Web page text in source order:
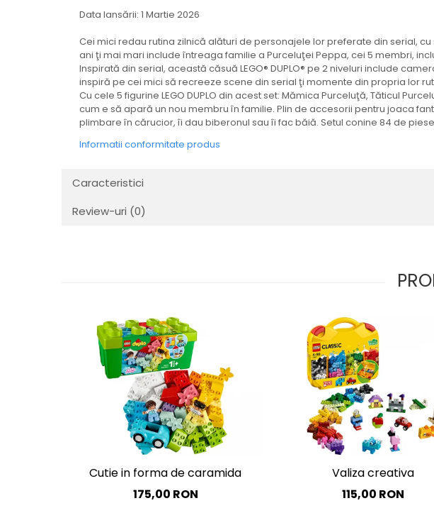
Data lansării: 1 Martie 2026
Cei mici redau rutina zilnică alături de personajele lor preferate din serial,
ani ţi mai mari include întreaga familie a Purceluţei Peppa, cei 5 membri,
Inspirată din serial, această căsuă LEGO® DUPLO® pe 2 niveluri include
inspiră pe cei mici să recreeze scene din serial ţi momente din propria lor
Cu cele 5 figurine LEGO DUPLO din acest set: Mămica Purceluţă, Tăticul
cum e să apară un nou membru în familie. Plin de accesorii pentru joaca
plimbare în cărucior, îi dau biberonul sau îi fac băiă. Setul conine 84 de
Informatii conformitate produs
Caracteristici
Review-uri (0)
Cutie in forma de caramida
175,00 RON
Valiza creativa
115,00 RON